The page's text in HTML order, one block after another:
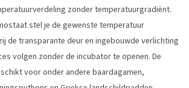
zonder temperatuurgradiënt.
stel je de gewenste temperatuur
de transparante deur en ingebouwde verlichting
volgen zonder de incubator te openen. De
voor onder andere baardagamen,